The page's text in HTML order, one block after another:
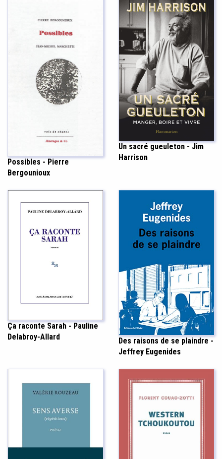
Possibles - Pierre
Bergounioux
Un sacré gueuleton - Jim
Harrison
Ça raconte Sarah - Pauline
Delabroy-Allard
Des raisons de se plaindre -
Jeffrey Eugenides